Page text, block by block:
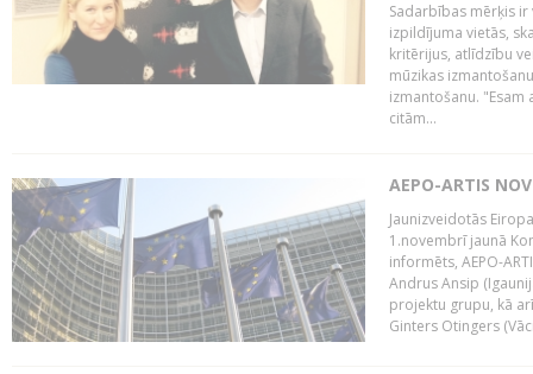
Sadarbības mērķis
izpildījuma vietās,
kritērijus, atlīdzību
mūzikas
izmantošanu.
citām...
AEPO-ARTIS
Jaunizveidotās
1.novembrī jaunā
informēts, AEPO-
Andrus Ansip
projektu grupu, kā
Ginters Otingers